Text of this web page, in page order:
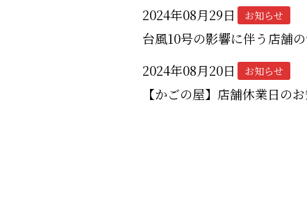
2024年08月29日 お知らせ
台風10号の影響に伴う店舗
2024年08月20日
お知らせ
【かごの屋】店舗休業日の